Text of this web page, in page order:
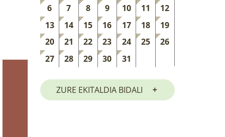
6
7 8 9 10 11
12
13
14 15 16 17 18
19
20
21 22 23 24 25
26
27
28 29 30 31
ZURE EKITALDIA BIDALI